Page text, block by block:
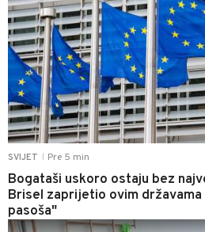
SVIJET Pre 5 min
Bogataši uskoro ostaju bez
Brisel zaprijetio ovim
pasoša"